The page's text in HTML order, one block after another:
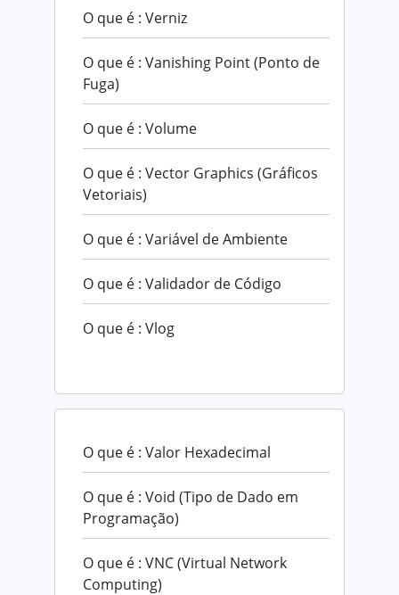
O que é : Verniz
O que é : Vanishing Point (Ponto de
Fuga)
O que é : Volume
O que é : Vector Graphics (Gráficos
Vetoriais)
O que é : Variável de Ambiente
O que é : Validador de Código
O que é : Vlog
O que é : Valor Hexadecimal
O que é : Void (Tipo de Dado em
Programação)
O que é : VNC (Virtual Network
Computing)